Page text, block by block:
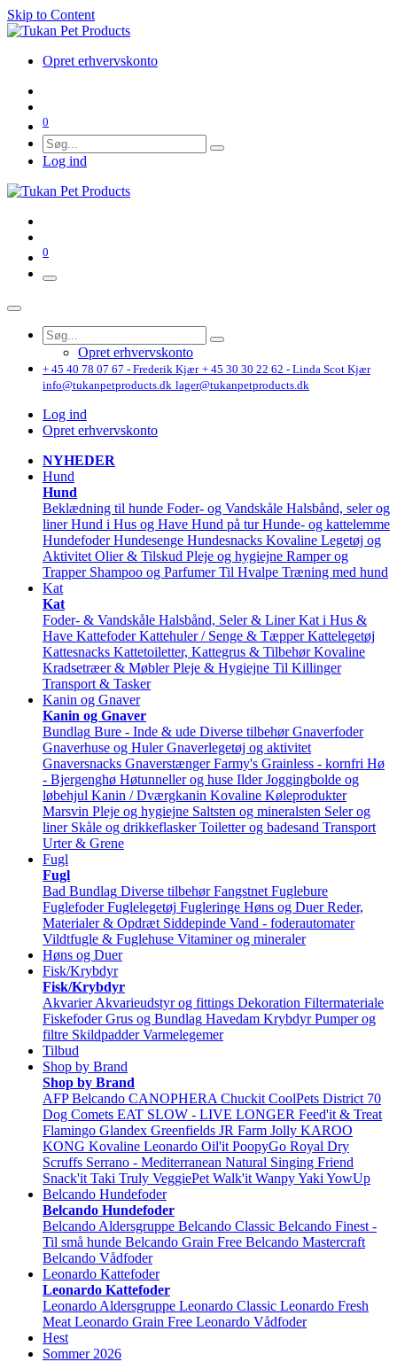
Skip to Content
Opret erhvervskonto
0
Log ind
0
Opret erhvervskonto
+ 45 40 78 07 67 - Frederik Kjær + 45 30 30 22 62 - Linda Scot Kjær
info@tukanpetproducts.dk lager@tukanpetproducts.dk
Log ind
Opret erhvervskonto
NYHEDER
Hund
Hund
Beklædning til hunde Foder- og Vandskåle Halsbånd, seler og
liner Hund i Hus og Have Hund på tur Hunde- og kattelemme
Hundefoder Hundesenge Hundesnacks Kovaline Legetøj og
Aktivitet Olier & Tilskud Pleje og hygiejne Ramper og
Trapper Shampoo og Parfumer Til Hvalpe Træning med hund
Kat
Kat
Foder- & Vandskåle Halsbånd, Seler & Liner Kat i Hus &
Have Kattefoder Kattehuler / Senge & Tæpper Kattelegetøj
Kattesnacks Kattetoiletter, Kattegrus & Tilbehør Kovaline
Kradsetræer & Møbler Pleje & Hygiejne Til Killinger
Transport & Tasker
Kanin og Gnaver
Kanin og Gnaver
Bundlag Bure - Inde & ude Diverse tilbehør Gnaverfoder
Gnaverhuse og Huler Gnaverlegetøj og aktivitet
Gnaversnacks Gnaverstænger Farmy's Grainless - kornfri Hø
- Bjergenghø Høtunneller og huse Ilder Joggingbolde og
løbehjul Kanin / Dværgkanin Kovaline Køleprodukter
Marsvin Pleje og hygiejne Saltsten og mineralsten Seler og
liner Skåle og drikkeflasker Toiletter og badesand Transport
Urter & Grene
Fugl
Fugl
Bad Bundlag Diverse tilbehør Fangstnet Fuglebure
Fuglefoder Fuglelegetøj Fugleringe Høns og Duer Reder,
Materialer & Opdræt Siddepinde Vand - foderautomater
Vildtfugle & Fuglehuse Vitaminer og mineraler
Høns og Duer
Fisk/Krybdyr
Fisk/Krybdyr
Akvarier Akvarieudstyr og fittings Dekoration Filtermateriale
Fiskefoder Grus og Bundlag Havedam Krybdyr Pumper og
filtre Skildpadder Varmelegemer
Tilbud
Shop by Brand
Shop by Brand
AFP Belcando CANOPHERA Chuckit CoolPets District 70
Dog Comets EAT SLOW - LIVE LONGER Feed'it & Treat
Flamingo Glandex Greenfields JR Farm Jolly KAROO
KONG Kovaline Leonardo Oil'it PoopyGo Royal Dry
Scruffs Serrano - Mediterranean Natural Singing Friend
Snack'it Taki Truly VeggiePet Walk'it WanpyYaki YowUp
Belcando Hundefoder
Belcando Hundefoder
Belcando Aldersgruppe Belcando Classic Belcando Finest -
Til små hunde Belcando Grain Free Belcando Mastercraft
Belcando Vådfoder
Leonardo Kattefoder
Leonardo Kattefoder
Leonardo Aldersgruppe Leonardo Classic Leonardo Fresh
Meat Leonardo Grain Free Leonardo Vådfoder
Hest
Sommer 2026